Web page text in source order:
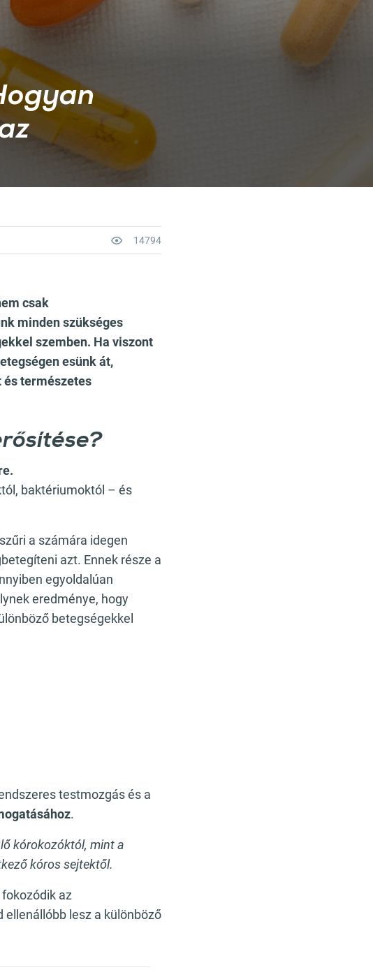
14794
csak
minden szükséges
szemben. Ha viszont
esünk át,
természetes
baktériumoktól – és
a számára idegen
azt. Ennek része a
egyoldalúan
eredménye, hogy
betegségekkel
testmozgás és a
.
kórokozóktól, mint a
kóros sejtektől.
az
lesz a különböző